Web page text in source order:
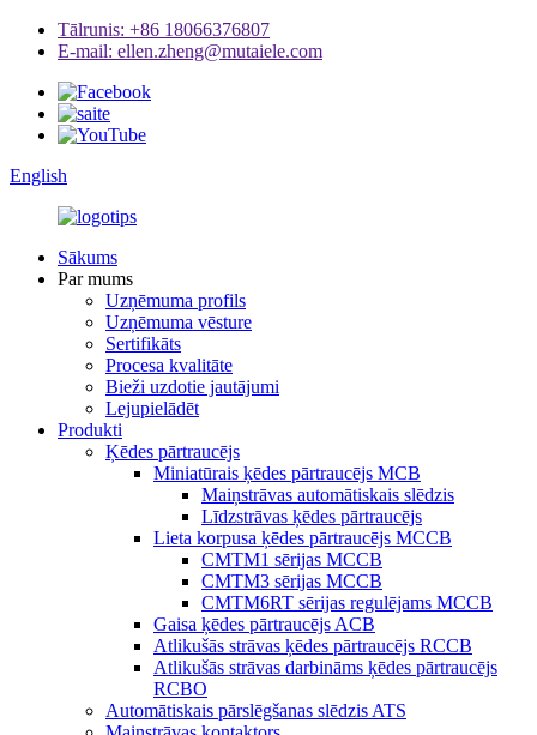
Tālrunis: +86 18066376807
E-mail: ellen.zheng@mutaiele.com
English
Sākums
Par mums
Uzņēmuma profils
Uzņēmuma vēsture
Sertifikāts
Procesa kvalitāte
Bieži uzdotie jautājumi
Lejupielādēt
Produkti
Ķēdes pārtraucējs
Miniatūrais ķēdes pārtraucējs MCB
Maiņstrāvas automātiskais slēdzis
Līdzstrāvas ķēdes pārtraucējs
Lieta korpusa ķēdes pārtraucējs MCCB
CMTM1 sērijas MCCB
CMTM3 sērijas MCCB
CMTM6RT sērijas regulējams MCCB
Gaisa ķēdes pārtraucējs ACB
Atlikušās strāvas ķēdes pārtraucējs RCCB
Atlikušās strāvas darbināms ķēdes pārtraucējs
RCBO
Automātiskais pārslēgšanas slēdzis ATS